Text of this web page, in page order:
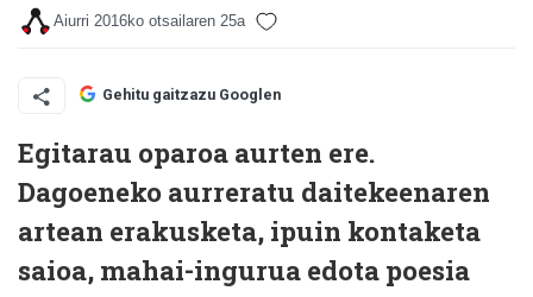
Aiurri 2016ko otsailaren 25a
Gehitu gaitzazu Googlen
Egitarau oparoa aurten ere.
Dagoeneko aurreratu daitekeenaren
artean erakusketa, ipuin kontaketa
saioa, mahai-ingurua edota poesia